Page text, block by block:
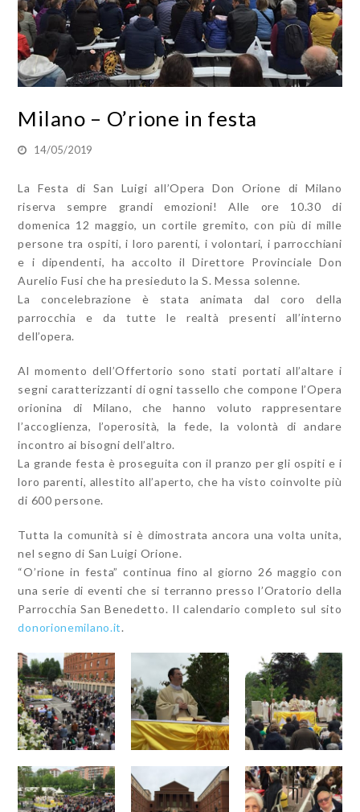
Milano – O’rione in festa
14/05/2019
La Festa di San Luigi all’Opera Don Orione di Milano
riserva sempre grandi emozioni! Alle ore 10.30 di
domenica 12 maggio, un cortile gremito, con più di mille
persone tra ospiti, i loro parenti, i volontari, i parrocchiani
e i dipendenti, ha accolto il Direttore Provinciale Don
Aurelio Fusi che ha presieduto la S. Messa solenne.
La concelebrazione è stata animata dal coro della
parrocchia e da tutte le realtà presenti all’interno
dell’opera.
Al momento dell’Offertorio sono stati portati all’altare i
segni caratterizzanti di ogni tassello che compone l’Opera
orionina di Milano, che hanno voluto rappresentare
l’accoglienza, l’operosità, la fede, la volontà di andare
incontro ai bisogni dell’altro.
La grande festa è proseguita con il pranzo per gli ospiti e i
loro parenti, allestito all’aperto, che ha visto coinvolte più
di 600 persone.
Tutta la comunità si è dimostrata ancora una volta unita,
nel segno di San Luigi Orione.
“O’rione in festa” continua fino al giorno 26 maggio con
una serie di eventi che si terranno presso l’Oratorio della
Parrocchia San Benedetto. Il calendario completo sul sito
donorionemilano.it.